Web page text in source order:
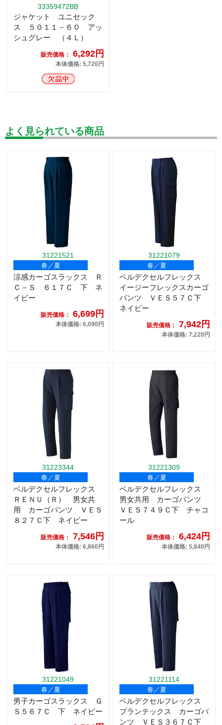
33359472BB
ジャケット ユニセック
ス ５０１１－６０ アッ
シュグレー （４Ｌ）
販売価格： 6,292円
本体価格: 5,720円
よく見られている商品
31221521
春／夏
涼感カーゴスラックス Ｒ
Ｃ－Ｓ ６１７Ｃ 下 ネ
イビー
販売価格： 6,699円
本体価格: 6,090円
31221079
春／夏
ベルデクセルフレックス
イージーフレックスカーゴ
パンツ ＶＥＳ５７Ｃ下
ネイビー
販売価格： 7,942円
本体価格: 7,220円
31223344
春／夏
ベルデクセルフレックス
ＲＥＮＵ（Ｒ） 男女共
用 カーゴパンツ ＶＥＳ
８２７Ｃ下 ネイビー
販売価格： 7,546円
本体価格: 6,860円
31221309
春／夏
ベルデクセルフレックス
男女共用 カーゴパンツ
ＶＥＳ７４９Ｃ下 チャコ
ール
販売価格： 6,424円
本体価格: 5,840円
31221049
春／夏
男子カーゴスラックス Ｇ
Ｓ５６７Ｃ 下 ネイビー
31221114
春／夏
ベルデクセルフレックス
プランテックス カーゴパ
ンツ ＶＥＳ３６７Ｃ下